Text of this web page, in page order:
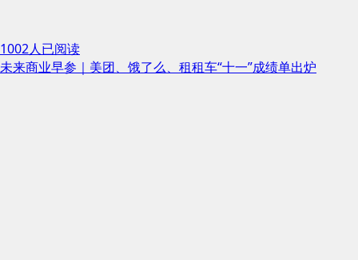
1002人已阅读
未来商业早参｜美团、饿了么、租租车“十一”成绩单出炉